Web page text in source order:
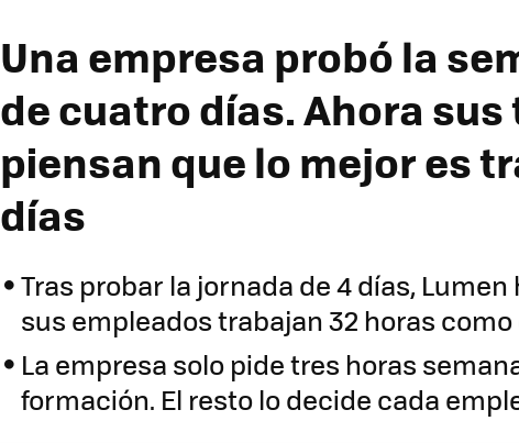
Una empresa probó la
de cuatro días. Ahora
piensan que lo mejor es
días
Tras probar la jornada de 4 días,
sus empleados trabajan 32 horas
La empresa solo pide tres horas
formación. El resto lo decide cada